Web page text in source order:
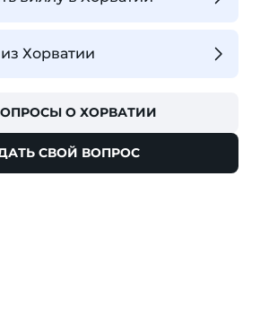
Хорватии
О ХОРВАТИИ
СВОЙ ВОПРОС